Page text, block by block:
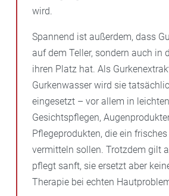
wird.
Spannend ist außerdem, dass
auf dem Teller, sondern auch in
ihren Platz hat. Als
Gurkenwasser wird sie
eingesetzt – vor allem in leichten
Gesichtspflegen,
Pflegeprodukten, die ein
vermitteln sollen. Trotzdem gilt
pflegt sanft, sie ersetzt aber
Therapie bei echten